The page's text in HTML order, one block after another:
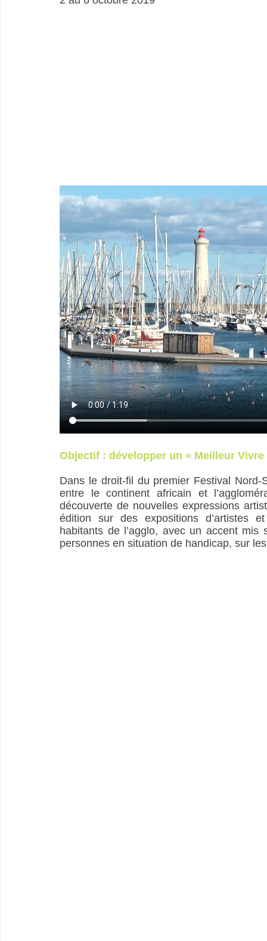
Objectif : développer un « Meilleur Vivre
Dans le droit-fil du premier Festival
entre le continent africain et
découverte de nouvelles expressions
édition sur des expositions d’artistes
habitants de l’agglo, avec un accent
personnes en situation de handicap, sur